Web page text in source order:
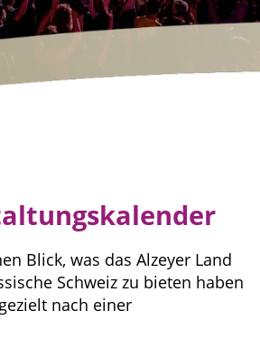
Blick, was das Alzeyer Land
Schweiz zu bieten haben
nach einer